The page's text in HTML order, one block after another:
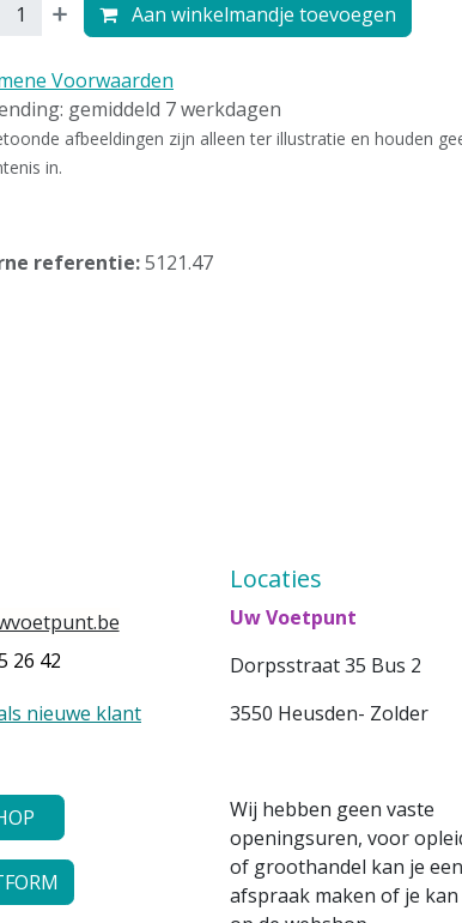
Aan winkelmandje toevoegen
Voorwaarden
gemiddeld 7 werkdagen
afbeeldingen zijn alleen ter illustratie en houden
in.
referentie:5121.47
26 42
nieuwe klant
Locaties
Uw Voetpunt
Dorpsstraat 35 Bus 2
3550 Heusden- Zolder
Wij hebben geen vaste
openingsuren, voor
of groothandel kan je een
afspraak maken of je